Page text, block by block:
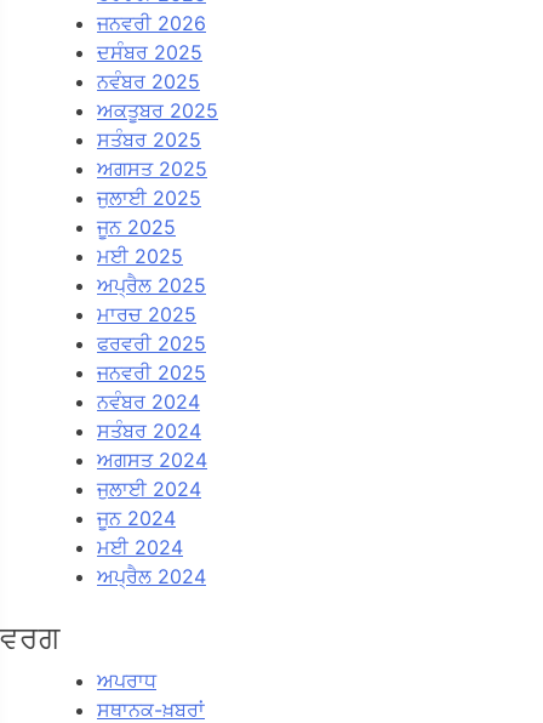
ਜਨਵਰੀ 2026
ਦਸੰਬਰ 2025
ਨਵੰਬਰ 2025
ਅਕਤੂਬਰ 2025
ਸਤੰਬਰ 2025
ਅਗਸਤ 2025
ਜੁਲਾਈ 2025
ਜੂਨ 2025
ਮਈ 2025
ਅਪ੍ਰੈਲ 2025
ਮਾਰਚ 2025
ਫਰਵਰੀ 2025
ਜਨਵਰੀ 2025
ਨਵੰਬਰ 2024
ਸਤੰਬਰ 2024
ਅਗਸਤ 2024
ਜੁਲਾਈ 2024
ਜੂਨ 2024
ਮਈ 2024
ਅਪ੍ਰੈਲ 2024
ਵਰਗ
ਅਪਰਾਧ
ਸਥਾਨਕ-ਖ਼ਬਰਾਂ